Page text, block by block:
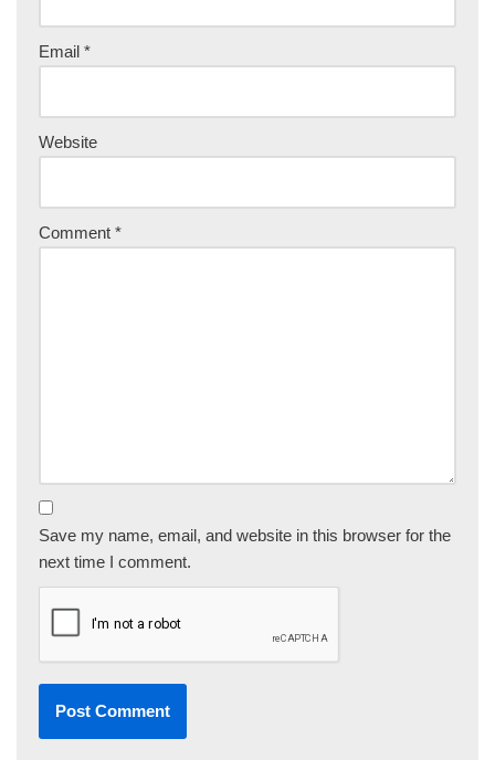
Email *
Website
Comment *
Save my name, email, and website in this browser for the
next time I comment.